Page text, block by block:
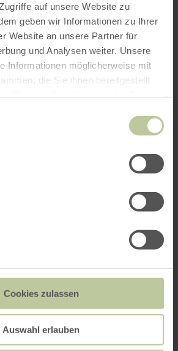
auf unsere Website zu
geben wir Informationen zu Ihrer
Website an unsere Partner für
und Analysen weiter. Unsere
Informationen möglicherweise mit
die Sie ihnen bereitgestellt
Cookies zulassen
Auswahl erlauben
Sie auch
Gehlen